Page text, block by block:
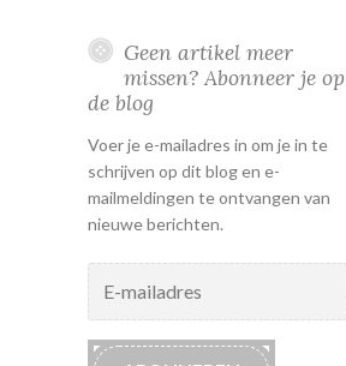
Geen artikel meer
missen? Abonneer je op
de blog
Voer je e-mailadres in om je in te
schrijven op dit blog en e-
mailmeldingen te ontvangen van
nieuwe berichten.
mailadres